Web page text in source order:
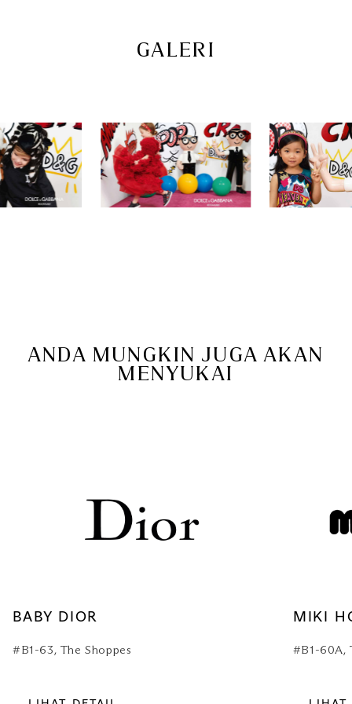
GALERI
ANDA MUNGKIN JUGA AKAN
MENYUKAI
BABY DIOR
#B1-63, The Shoppes
MIKI
#B1-60A,